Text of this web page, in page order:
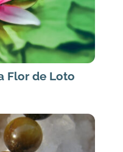
Flor de Loto